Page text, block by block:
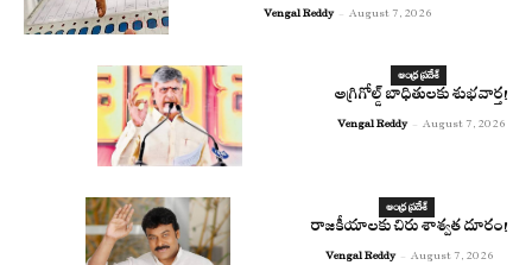
Vengal Reddy - August 7, 2026
ఆంధ్ర ప్రదేశ్
అగ్రిగోల్డ్ బాధితులకు శుభవార్త!
Vengal Reddy - August 7, 2026
ఆంధ్ర ప్రదేశ్
రాజకీయాలకు చిరు శాశ్వత దూరం!
Vengal Reddy - August 7, 2026